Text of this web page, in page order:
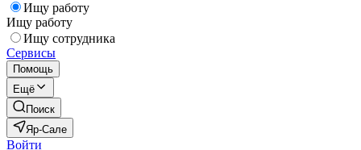
Ищу работу
Ищу работу
Ищу сотрудника
Сервисы
Помощь
Ещё
Поиск
Яр-Сале
Войти